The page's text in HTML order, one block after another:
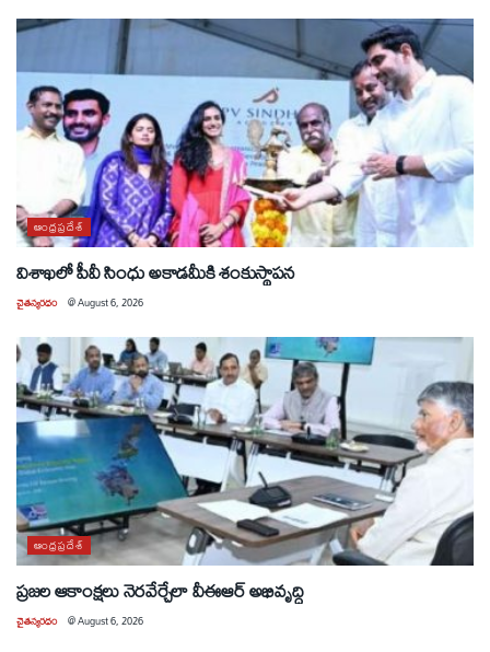
ఆంధ్రప్రదేశ్
విశాఖలో పీవీ సింధు అకాడమీకి శంకుస్థాపన
చైతన్యరధం @August 6, 2026
ఆంధ్రప్రదేశ్
ప్రజల ఆకాంక్షలు నెరవేర్చేలా వీఈఆర్ అభివృద్ధి
చైతన్యరధం @August 6, 2026